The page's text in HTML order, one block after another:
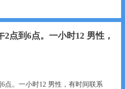
点到6点。一小时12 男性，
点。一小时12 男性，有时间联系